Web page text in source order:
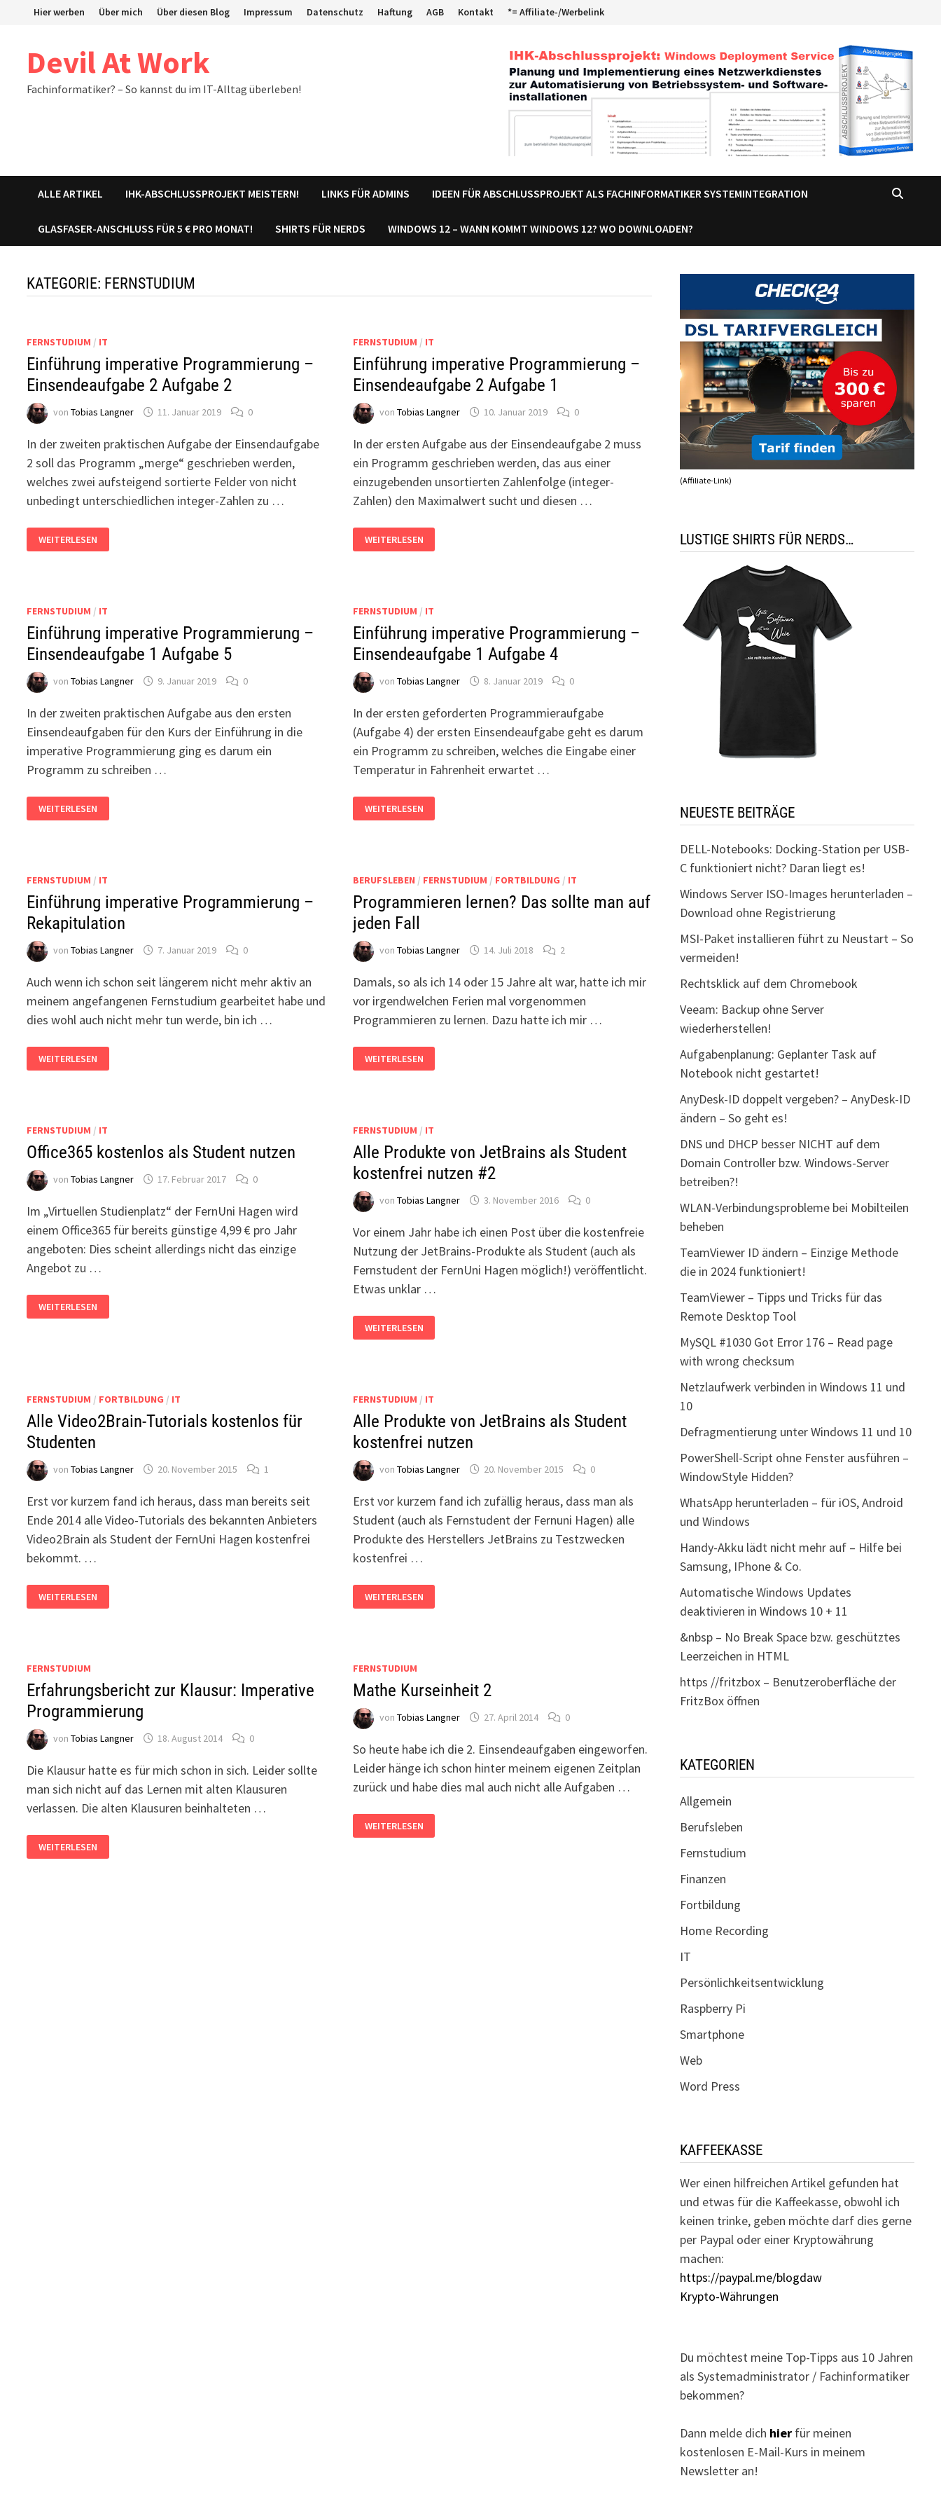
Hier werben Über mich Über diesen Blog Impressum Datenschutz Haftung AGB Kontakt *= Affiliate-/Werbelink
Devil At Work
Fachinformatiker? – So kannst du im IT-Alltag überleben!
ALLE ARTIKEL IHK-ABSCHLUSSPROJEKT MEISTERN! LINKS FÜR ADMINS IDEEN FÜR ABSCHLUSSPROJEKT ALS FACHINFORMATIKER SYSTEMINTEGRATION
GLASFASER-ANSCHLUSS FÜR 5 € PRO MONAT! SHIRTS FÜR NERDS WINDOWS 12 – WANN KOMMT WINDOWS 12? WO DOWNLOADEN?
KATEGORIE: FERNSTUDIUM
FERNSTUDIUM / IT
Einführung imperative Programmierung –
Einsendeaufgabe 2 Aufgabe 2
vonTobias Langner 11. Januar 2019 0
In der zweiten praktischen Aufgabe der Einsendaufgabe
2 soll das Programm „merge“ geschrieben werden,
welches zwei aufsteigend sortierte Felder von nicht
unbedingt unterschiedlichen integer-Zahlen zu …
IMPERATIVE
PROGRAMMIERUNG
WEITERLESEN
FERNSTUDIUM / IT
Einführung imperative Programmierung –
Einsendeaufgabe 2 Aufgabe 1
von Tobias Langner 10. Januar 2019 0
In der ersten Aufgabe aus der Einsendeaufgabe 2 muss
ein Programm geschrieben werden, das aus einer
einzugebenden unsortierten Zahlenfolge (integer-
Zahlen) den Maximalwert sucht und diesen …
IMPERATIVE
PROGRAMMIERUNG
WEITERLESEN
FERNSTUDIUM / IT
Einführung imperative Programmierung –
Einsendeaufgabe 1 Aufgabe 5
vonTobias Langner 9. Januar 2019 0
In der zweiten praktischen Aufgabe aus den ersten
Einsendeaufgaben für den Kurs der Einführung in die
imperative Programmierung ging es darum ein
Programm zu schreiben …
IMPERATIVE
PROGRAMMIERUNG
WEITERLESEN
FERNSTUDIUM / IT
Einführung imperative Programmierung –
Einsendeaufgabe 1 Aufgabe 4
von Tobias Langner 8. Januar 2019 0
In der ersten geforderten Programmieraufgabe
(Aufgabe 4) der ersten Einsendeaufgabe geht es darum
ein Programm zu schreiben, welches die Eingabe einer
Temperatur in Fahrenheit erwartet …
IMPERATIVE
PROGRAMMIERUNG
WEITERLESEN
FERNSTUDIUM / IT
Einführung imperative Programmierung –
Rekapitulation
vonTobias Langner 7. Januar 2019 0
Auch wenn ich schon seit längerem nicht mehr aktiv an
meinem angefangenen Fernstudium gearbeitet habe und
dies wohl auch nicht mehr tun werde, bin ich …
IMPERATIVE
PROGRAMMIERUNG
WEITERLESEN
BERUFSLEBEN / FERNSTUDIUM / FORTBILDUNG / IT
Programmieren lernen? Das sollte man auf
jeden Fall
von Tobias Langner 14. Juli 2018 2
Damals, so als ich 14 oder 15 Jahre alt war, hatte ich mir
vor irgendwelchen Ferien mal vorgenommen
Programmieren zu lernen. Dazu hatte ich mir …
PROGRAMMIEREN
LERNEN?
DAS
WEITERLESEN
FERNSTUDIUM / IT
Office365 kostenlos als Student nutzen
vonTobias Langner 17. Februar 2017 0
Im „Virtuellen Studienplatz“ der FernUni Hagen wird
einem Office365 für bereits günstige 4,99 € pro Jahr
angeboten: Dies scheint allerdings nicht das einzige
Angebot zu …
KOSTENLOS
ALS
WEITERLESEN
FERNSTUDIUM / IT
Alle Produkte von JetBrains als Student
kostenfrei nutzen #2
von Tobias Langner 3. November 2016 0
Vor einem Jahr habe ich einen Post über die kostenfreie
Nutzung der JetBrains-Produkte als Student (auch als
Fernstudent der FernUni Hagen möglich!) veröffentlicht.
Etwas unklar …
PRODUKTE
VON
#2
WEITERLESEN
FERNSTUDIUM / FORTBILDUNG / IT
Alle Video2Brain-Tutorials kostenlos für
Studenten
vonTobias Langner 20. November 2015 1
Erst vor kurzem fand ich heraus, dass man bereits seit
Ende 2014 alle Video-Tutorials des bekannten Anbieters
Video2Brain als Student der FernUni Hagen kostenfrei
bekommt. …
VIDEO2BRAIN-
TUTORIALS
WEITERLESEN
FERNSTUDIUM / IT
Alle Produkte von JetBrains als Student
kostenfrei nutzen
von Tobias Langner 20. November 2015 0
Erst vor kurzem fand ich zufällig heraus, dass man als
Student (auch als Fernstudent der Fernuni Hagen) alle
Produkte des Herstellers JetBrains zu Testzwecken
kostenfrei …
PRODUKTE
VON
WEITERLESEN
FERNSTUDIUM
Erfahrungsbericht zur Klausur: Imperative
Programmierung
vonTobias Langner 18. August 2014 0
Die Klausur hatte es für mich schon in sich. Leider sollte
man sich nicht auf das Lernen mit alten Klausuren
verlassen. Die alten Klausuren beinhalteten …
ERFAHRUNGSBERICHT
ZUR
KLAUSUR:
WEITERLESEN
FERNSTUDIUM
Mathe Kurseinheit 2
von Tobias Langner 27. April 2014 0
So heute habe ich die 2. Einsendeaufgaben eingeworfen.
Leider hänge ich schon hinter meinem eigenen Zeitplan
zurück und habe dies mal auch nicht alle Aufgaben …
KURSEINHEIT
2
WEITERLESEN
(Affiliate-Link)
LUSTIGE SHIRTS FÜR NERDS…
NEUESTE BEITRÄGE
DELL-Notebooks: Docking-Station per USB-
C funktioniert nicht? Daran liegt es!
Windows Server ISO-Images herunterladen –
Download ohne Registrierung
MSI-Paket installieren führt zu Neustart – So
vermeiden!
Rechtsklick auf dem Chromebook
Veeam: Backup ohne Server
wiederherstellen!
Aufgabenplanung: Geplanter Task auf
Notebook nicht gestartet!
AnyDesk-ID doppelt vergeben? – AnyDesk-ID
ändern – So geht es!
DNS und DHCP besser NICHT auf dem
Domain Controller bzw. Windows-Server
betreiben?!
WLAN-Verbindungsprobleme bei Mobilteilen
beheben
TeamViewer ID ändern – Einzige Methode
die in 2024 funktioniert!
TeamViewer – Tipps und Tricks für das
Remote Desktop Tool
MySQL #1030 Got Error 176 – Read page
with wrong checksum
Netzlaufwerk verbinden in Windows 11 und
10
Defragmentierung unter Windows 11 und 10
PowerShell-Script ohne Fenster ausführen –
WindowStyle Hidden?
WhatsApp herunterladen – für iOS, Android
und Windows
Handy-Akku lädt nicht mehr auf – Hilfe bei
Samsung, IPhone & Co.
Automatische Windows Updates
deaktivieren in Windows 10 + 11
&nbsp – No Break Space bzw. geschütztes
Leerzeichen in HTML
https //fritzbox – Benutzeroberfläche der
FritzBox öffnen
KATEGORIEN
Allgemein
Berufsleben
Fernstudium
Finanzen
Fortbildung
Home Recording
IT
Persönlichkeitsentwicklung
Raspberry Pi
Smartphone
Web
Word Press
KAFFEEKASSE
Wer einen hilfreichen Artikel gefunden hat
und etwas für die Kaffeekasse, obwohl ich
keinen trinke, geben möchte darf dies gerne
per Paypal oder einer Kryptowährung
machen:
https://paypal.me/blogdaw
Krypto-Währungen
Du möchtest meine Top-Tipps aus 10 Jahren
als Systemadministrator / Fachinformatiker
bekommen?
Dann melde dich hierfür meinen
kostenlosen E-Mail-Kurs in meinem
Newsletter an!